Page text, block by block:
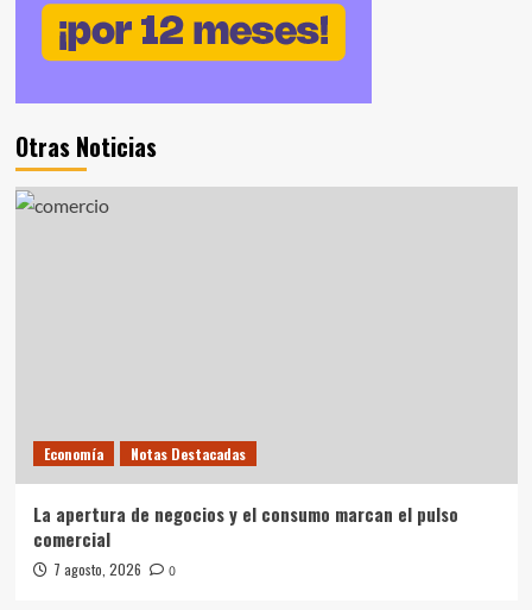
Otras Noticias
Economía Notas Destacadas
La apertura de negocios y el consumo marcan el pulso
comercial
7 agosto, 2026 0